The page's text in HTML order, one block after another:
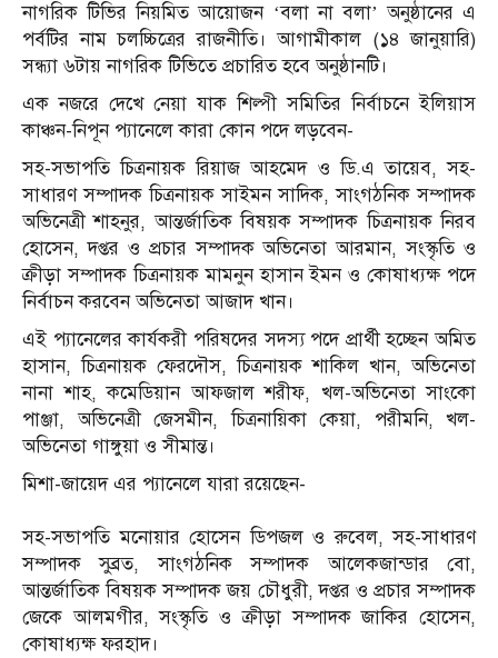
নাগরিক টিভির নিয়মিত আয়োজন ‘বলা না বলা’ অনুষ্ঠানের এ
পর্বটির নাম চলচ্চিত্রের রাজনীতি। আগামীকাল (১৪ জানুয়ারি)
সন্ধ্যা ৬টায় নাগরিক টিভিতে প্রচারিত হবে অনুষ্ঠানটি।
এক নজরে দেখে নেয়া যাক শিল্পী সমিতির নির্বাচনে ইলিয়াস
কাঞ্চন-নিপূন প্যানেলে কারা কোন পদে লড়বেন-
সহ-সভাপতি চিত্রনায়ক রিয়াজ আহমেদ ও ডি.এ তায়েব, সহ-
সাধারণ সম্পাদক চিত্রনায়ক সাইমন সাদিক, সাংগঠনিক সম্পাদক
অভিনেত্রী শাহনুর, আন্তর্জাতিক বিষয়ক সম্পাদক চিত্রনায়ক নিরব
হোসেন, দপ্তর ও প্রচার সম্পাদক অভিনেতা আরমান, সংস্কৃতি ও
ক্রীড়া সম্পাদক চিত্রনায়ক মামনুন হাসান ইমন ও কোষাধ্যক্ষ পদে
নির্বাচন করবেন অভিনেতা আজাদ খান।
এই প্যানেলের কার্যকরী পরিষদের সদস্য পদে প্রার্থী হচ্ছেন অমিত
হাসান, চিত্রনায়ক ফেরদৌস, চিত্রনায়ক শাকিল খান, অভিনেতা
নানা শাহ, কমেডিয়ান আফজাল শরীফ, খল-অভিনেতা সাংকো
পাঞ্জা, অভিনেত্রী জেসমীন, চিত্রনায়িকা কেয়া, পরীমনি, খল-
অভিনেতা গাঙ্গুয়া ও সীমান্ত।
মিশা-জায়েদ এর প্যানেলে যারা রয়েছেন-
সহ-সভাপতি মনোয়ার হোসেন ডিপজল ও রুবেল, সহ-সাধারণ
সম্পাদক সুব্রত, সাংগঠনিক সম্পাদক আলেকজান্ডার বো,
আন্তর্জাতিক বিষয়ক সম্পাদক জয় চৌধুরী, দপ্তর ও প্রচার সম্পাদক
জেকে আলমগীর, সংস্কৃতি ও ক্রীড়া সম্পাদক জাকির হোসেন,
কোষাধ্যক্ষ ফরহাদ।